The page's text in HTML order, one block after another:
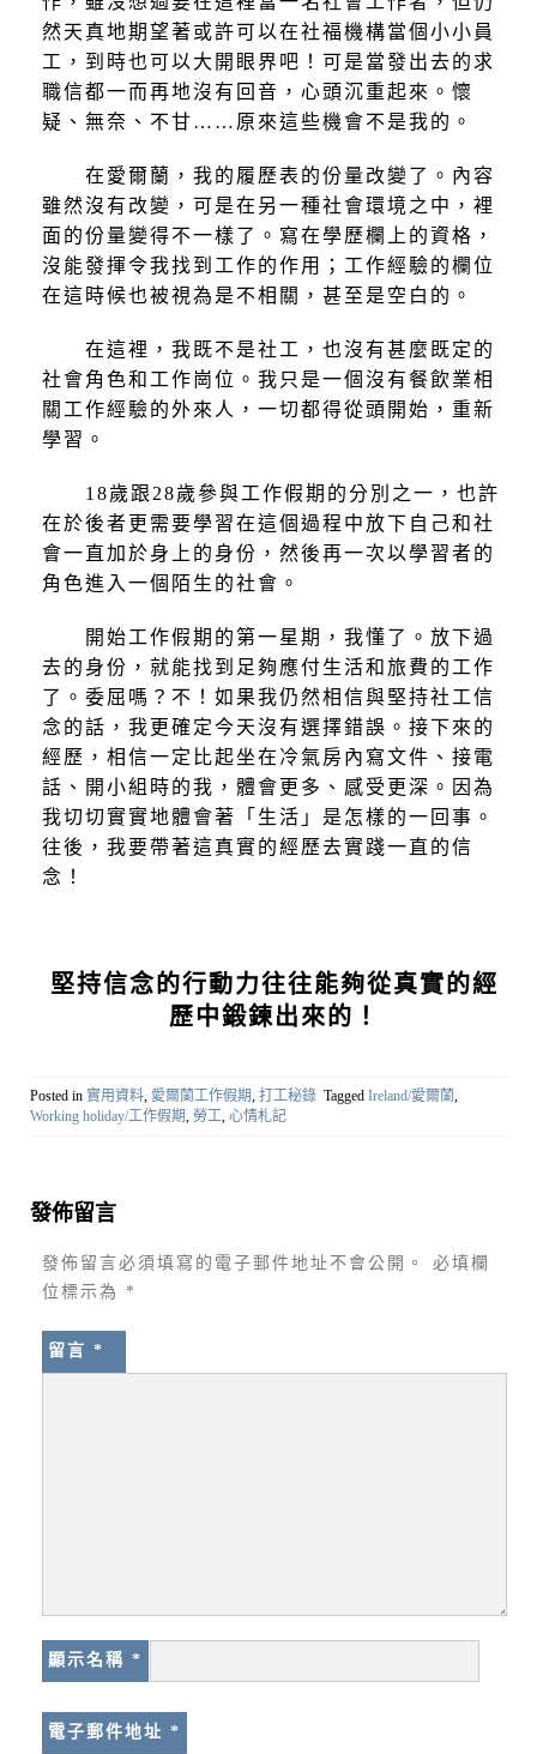
然天真地期望著或許可以在社福機構當個小小員
工，到時也可以大開眼界吧！可是當發出去的求
職信都一而再地沒有回音，心頭沉重起來。懷
疑、無奈、不甘……原來這些機會不是我的。
在愛爾蘭，我的履歷表的份量改變了。內容
雖然沒有改變，可是在另一種社會環境之中，裡
面的份量變得不一樣了。寫在學歷欄上的資格，
沒能發揮令我找到工作的作用；工作經驗的欄位
在這時候也被視為是不相關，甚至是空白的。
在這裡，我既不是社工，也沒有甚麼既定的
社會角色和工作崗位。我只是一個沒有餐飲業相
關工作經驗的外來人，一切都得從頭開始，重新
學習。
18歲跟28歲參與工作假期的分別之一，也許
在於後者更需要學習在這個過程中放下自己和社
會一直加於身上的身份，然後再一次以學習者的
角色進入一個陌生的社會。
開始工作假期的第一星期，我懂了。放下過
去的身份，就能找到足夠應付生活和旅費的工作
了。委屈嗎？不！如果我仍然相信與堅持社工信
念的話，我更確定今天沒有選擇錯誤。接下來的
經歷，相信一定比起坐在冷氣房內寫文件、接電
話、開小組時的我，體會更多、感受更深。 因為
我切切實實地體會著「生活」是怎樣的一回事。
往後，我要帶著這真實的經歷去實踐一直的信
念！
堅持信念的行動力往往能夠從真實的經
歷中鍛鍊出來的！
Posted in 實用資料, 愛爾蘭工作假期, 打工秘錄 Tagged Ireland/愛爾蘭,
Working holiday/工作假期, 勞工, 心情札記
發佈留言
發佈留言必須填寫的電子郵件地址不會公開。
必填欄
位標示為 *
留言 *
顯示名稱 *
電子郵件地址 *